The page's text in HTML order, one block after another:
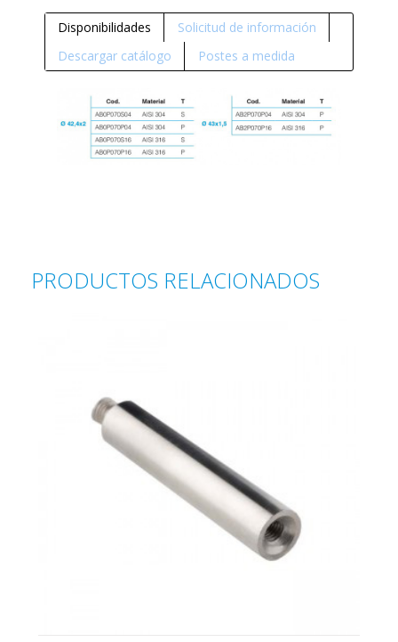
Disponibilidades
Solicitud de información
Descargar catálogo
Postes a medida
PRODUCTOS RELACIONADOS